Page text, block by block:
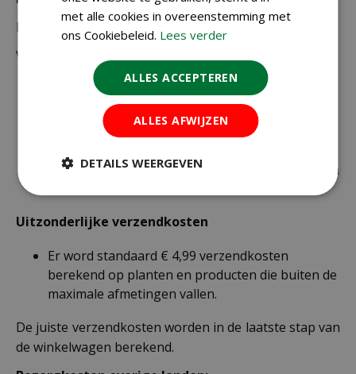
Bestellingen van € 49,95 of meer verzenden wij gratis.
Voor een bestelling onder € 49,95 zijn er 2 tarieven:
€ 4,99 voor bestellingen onder € 49,95 van
alleen kleine zakjes / doosjes zaden die via
brievenbuspost worden verzonden.
rest van de producten die via pakketpost worden
Uitzonderlijke verzendkosten
Er word standaard € 4,99 verzendkosten
berekend op planten en producten die buiten de
maximale afmetingen vallen.
De juiste verzendkosten worden in de laatste stap van
de winkelwagen berekend.
met alle cookies in overeenstemming met
ons Cookiebeleid. Lees verder
ALLES ACCEPTEREN
ALLES AFWIJZEN
DETAILS WEERGEVEN